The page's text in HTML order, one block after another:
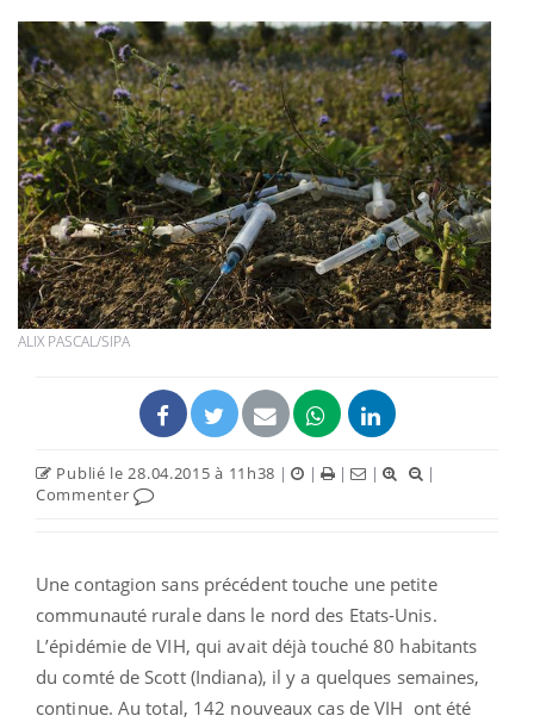
ALIX PASCAL/SIPA
Publié le 28.04.2015 à 11h38 | | | |
|
Commenter
Une contagion sans précédent touche une petite
communauté rurale dans le nord des Etats-Unis.
L’épidémie de VIH, qui avait déjà touché 80 habitants
du comté de Scott (Indiana), il y a quelques semaines,
continue. Au total, 142 nouveaux cas de VIH ont été